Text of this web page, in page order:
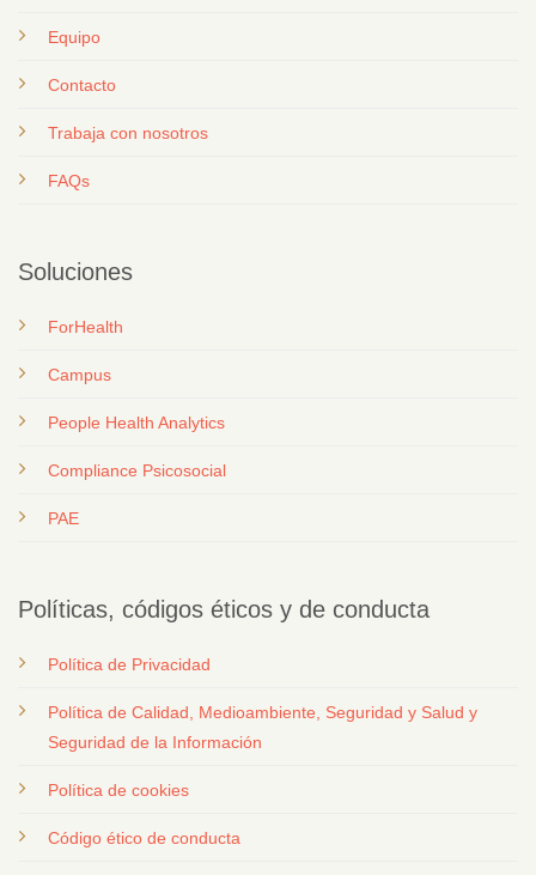
Equipo
Contacto
Trabaja con nosotros
FAQs
Soluciones
ForHealth
Campus
People Health Analytics
Compliance Psicosocial
PAE
Políticas, códigos éticos y de conducta
Política de Privacidad
Política de Calidad, Medioambiente, Seguridad y Salud y
Seguridad de la Información
Política de cookies
Código ético de conducta